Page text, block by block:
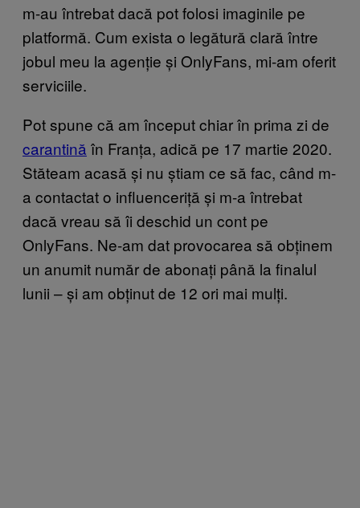
m-au întrebat dacă pot folosi imaginile pe
platformă. Cum exista o legătură clară între
jobul meu la agenție și OnlyFans, mi-am oferit
serviciile.
Pot spune că am început chiar în prima zi de
carantină în Franța, adică pe 17 martie 2020.
Stăteam acasă și nu știam ce să fac, când m-
a contactat o influenceriță și m-a întrebat
dacă vreau să îi deschid un cont pe
OnlyFans. Ne-am dat provocarea să obținem
un anumit număr de abonați până la finalul
lunii – și am obținut de 12 ori mai mulți.